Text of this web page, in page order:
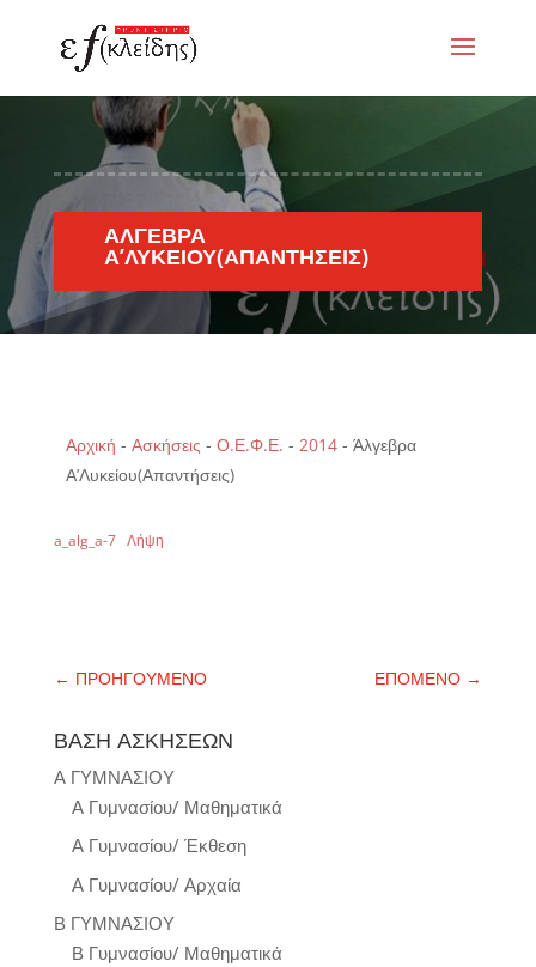
ΆΛΓΕΒΡΑ
Α’ΛΥΚΕΊΟΥ(ΑΠΑΝΤΉΣΕΙΣ)
Αρχική - Ασκήσεις - Ο.Ε.Φ.Ε. - 2014- Άλγεβρα
Α’Λυκείου(Απαντήσεις)
a_alg_a-7 Λήψη
← ΠΡΟΗΓΟΥΜΕΝΟ ΕΠΟΜΕΝΟ →
ΒΑΣΗ ΑΣΚΗΣΕΩΝ
Α ΓΥΜΝΑΣΙΟΥ
Α Γυμνασίου/ Μαθηματικά
Α Γυμνασίου/ Έκθεση
Α Γυμνασίου/ Αρχαία
Β ΓΥΜΝΑΣΙΟΥ
Β Γυμνασίου/ Μαθηματικά